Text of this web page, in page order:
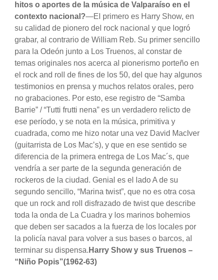
hitos o aportes de la música de Valparaíso en el
contexto nacional?—El primero es Harry Show, en
su calidad de pionero del rock nacional y que logró
grabar, al contrario de William Reb. Su primer sencillo
para la Odeón junto a Los Truenos, al constar de
temas originales nos acerca al pionerismo porteño en
el rock and roll de fines de los 50, del que hay algunos
testimonios en prensa y muchos relatos orales, pero
no grabaciones. Por esto, ese registro de “Samba
Barrie” / “Tutti frutti nena” es un verdadero relicto de
ese período, y se nota en la música, primitiva y
cuadrada, como me hizo notar una vez David MacIver
(guitarrista de Los Mac’s), y que en ese sentido se
diferencia de la primera entrega de Los Mac´s, que
vendría a ser parte de la segunda generación de
rockeros de la ciudad. Genial es el lado A de su
segundo sencillo, “Marina twist”, que no es otra cosa
que un rock and roll disfrazado de twist que describe
toda la onda de La Cuadra y los marinos bohemios
que deben ser sacados a la fuerza de los locales por
la policía naval para volver a sus bases o barcos, al
terminar su dispensa. Harry Show y sus Truenos –
“Niño Popis”(1962-63)